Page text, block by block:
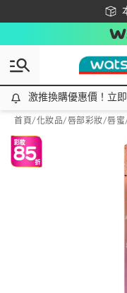
激推換購優惠價！立即點
激推換購優惠價！立
首頁/化妝品/唇部彩妝/唇